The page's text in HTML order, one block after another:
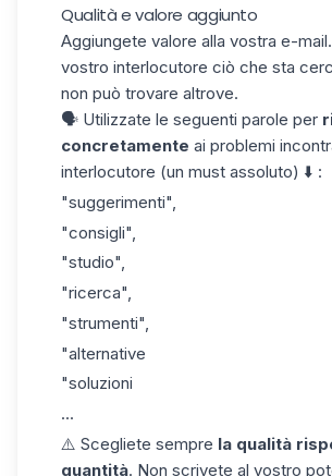
Qualità e valore aggiunto
Aggiungete valore alla vostra e-
vostro interlocutore ciò che sta
non può trovare altrove.
🗣️ Utilizzate le seguenti parole per
concretamente ai problemi
interlocutore (un must assoluto) ⬇️ :
"suggerimenti",
"consigli",
"studio",
"ricerca",
"strumenti",
"alternative
"soluzioni
...
⚠️ Scegliete sempre la qualità
quantità. Non scrivete al vostro